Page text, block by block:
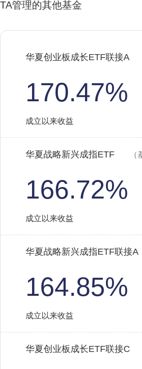
TA管理的其他基金
华夏创业板成长ETF联接A
170.47%
成立以来收益
华夏战略新兴成指ETF
166.72%
成立以来收益
华夏战略新兴成指ETF联接A
164.85%
成立以来收益
华夏创业板成长ETF联接C